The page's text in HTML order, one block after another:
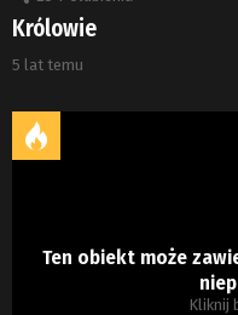
Królowie
5 lat temu
Ten obiekt może
Kliknij